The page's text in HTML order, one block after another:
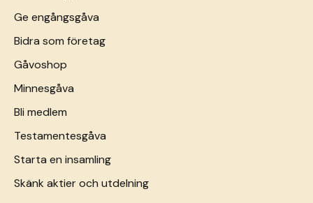
Ge engångsgåva
Bidra som företag
Gåvoshop
Minnesgåva
Bli medlem
Testamentesgåva
Starta en insamling
Skänk aktier och utdelning